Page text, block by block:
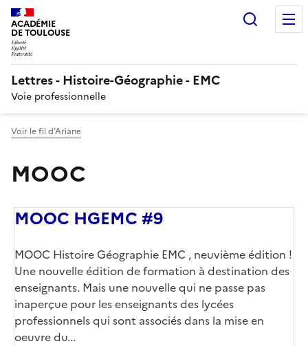
ACADÉMIE
DE TOULOUSE
Lettres - Histoire-Géographie - EMC
Voie professionnelle
Voir le fil d’Ariane
MOOC
MOOC HGEMC #9
Corps
MOOC Histoire Géographie EMC , neuvième édition !
Une nouvelle édition de formation à destination des
enseignants. Mais une nouvelle qui ne passe pas
inaperçue pour les enseignants des lycées
professionnels qui sont associés dans la mise en
oeuvre du...